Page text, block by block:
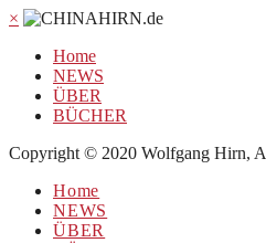
×
Home
NEWS
ÜBER
BÜCHER
Copyright © 2020 Wolfgang Hirn,
Home
NEWS
ÜBER